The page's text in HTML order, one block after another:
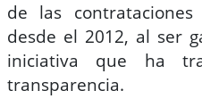
de las
desde el 2012, al ser
iniciativa que ha
transparencia.